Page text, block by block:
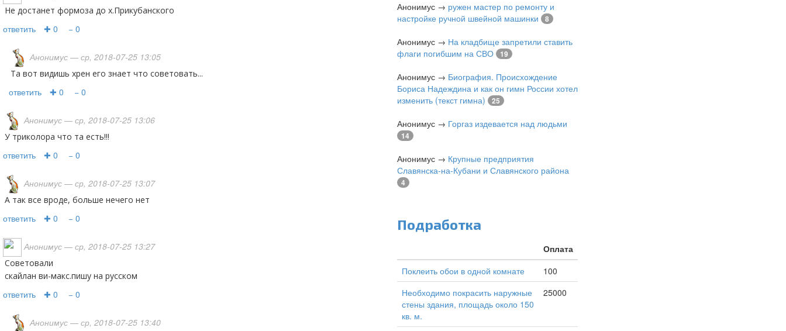
Не достанет формоза до х.Прикубанского
ответить ✚ 0 − 0
Анонимус — ср, 2018-07-25 13:05
та вот видишь хрен его знает что советовать...
ответить ✚ 0 − 0
Анонимус — ср, 2018-07-25 13:06
у триколора что та есть!!!
ответить ✚ 0 − 0
Анонимус — ср, 2018-07-25 13:07
а так все вроде, больше нечего нет
ответить ✚ 0 − 0
Анонимус — ср, 2018-07-25 13:27
Советовали
скайлан ви-макс.пишу на русском
ответить ✚ 0 − 0
Анонимус — ср, 2018-07-25 13:40
Анонимус → ружен мастер по ремонту и
настройке ручной швейной машинки
8
Анонимус → На кладбище запретили ставить
флаги погибшим на СВО
19
Анонимус → Биография. Происхождение
Бориса Надеждина и как он гимн России хотел
изменить (текст гимна)
25
Анонимус → Горгаз издевается над людьми
14
Анонимус → Крупные предприятия
Славянска-на-Кубани и Славянского района
4
Подработка
Оплата
Поклеить обои в одной комнате
100
Необходимо покрасить наружные
стены здания, площадь около 150
кв. м.
25000